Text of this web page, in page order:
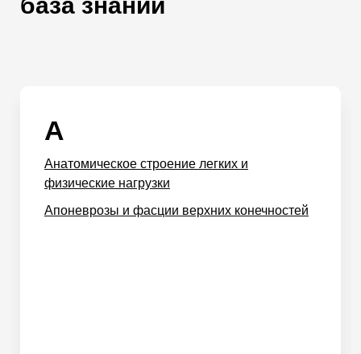
А
Анатомическое строение легких и
физические нагрузки
Апоневрозы и фасции верхних конечностей